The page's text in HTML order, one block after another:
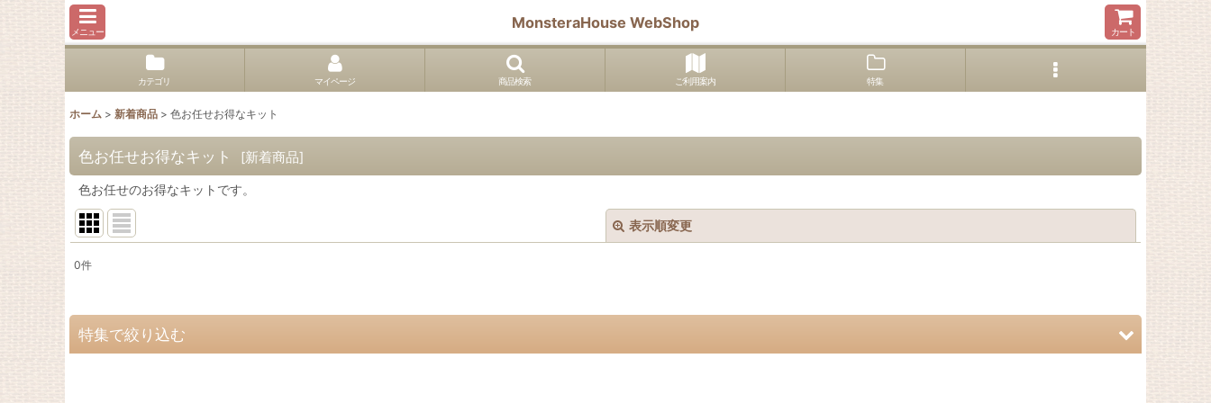
メニュー
MonsteraHouse WebShop
カート
カテゴリ マイページ 商品検索 ご利用案内 特集
ホーム > 新着商品 > 色お任せお得なキット
色お任せお得なキット [新着商品]
色お任せのお得なキットです。
表示順変更
並び順 :
0件
特集で絞り込む